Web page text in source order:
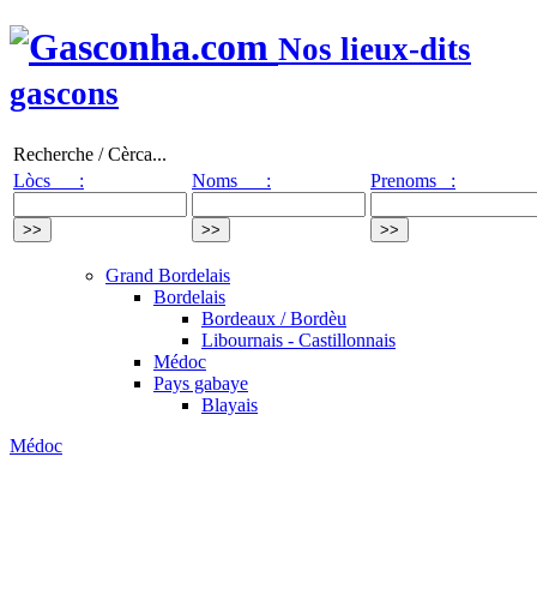
Nos lieux-dits
gascons
Recherche / Cèrca...
Lòcs :
Noms : Prenoms :
Grand Bordelais
Bordelais
Bordeaux / Bordèu
Libournais - Castillonnais
Médoc
Pays gabaye
Blayais
Médoc